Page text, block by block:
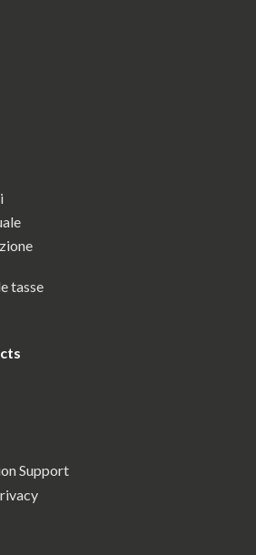
tasse
Support